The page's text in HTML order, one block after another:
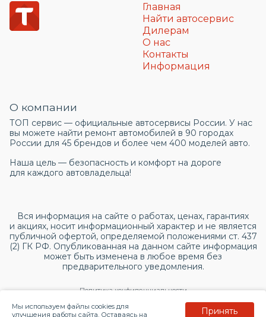
Главная
Найти автосервис
Дилерам
О нас
Контакты
Информация
О компании
ТОП сервис — официальные автосервисы России. У нас
вы можете найти ремонт автомобилей в 90 городах
России для 45 брендов и более чем 400 моделей авто.
Наша цель — безопасность и комфорт на дороге
для каждого автовладельца!
Вся информация на сайте о работах, ценах, гарантиях
и акциях, носит информационный характер и не является
публичной офертой, определяемой положениями ст. 437
(2) ГК РФ. Опубликованная на данном сайте информация
может быть изменена в любое время без
предварительного уведомления.
Политика конфиденциальности
Согласие на обработку персональных данных
Мы используем файлы cookies для
улучшения работы сайта. Оставаясь на
Принять